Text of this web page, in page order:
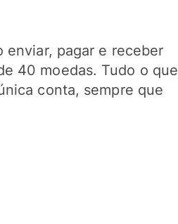
enviar, pagar e receber
40 moedas. Tudo o que
conta, sempre que